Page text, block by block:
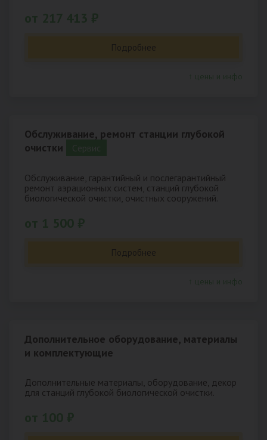
Подробнее
Обслуживание, ремонт станции глубокой
очистки
Обслуживание, гарантийный и послегарантийный
ремонт аэрационных систем, станций глубокой
биологической очистки, очистных сооружений.
Подробнее
Дополнительное оборудование, материалы
и комплектующие
Дополнительные материалы, оборудование, декор
для станций глубокой биологической очистки.